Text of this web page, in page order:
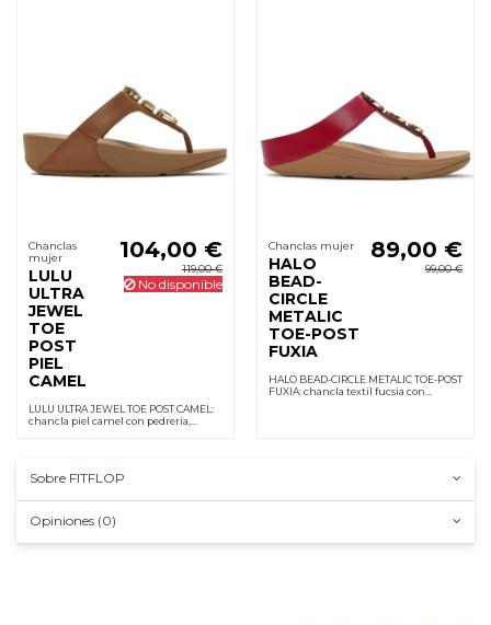
Chanclas
mujer
LULU
ULTRA
JEWEL
TOE
POST
PIEL
CAMEL
104,00 €
119,00 €
No disponible
LULU ULTRA JEWEL TOE POST CAMEL:
chancla piel camel con pedrería,
Chanclas mujer
HALO
BEAD-
CIRCLE
METALIC
TOE-POST
FUXIA
89,00 €
99,00 €
HALO BEAD-CIRCLE METALIC TOE-POST
FUXIA: chancla textil fucsia con
Sobre FITFLOP
Opiniones (0)